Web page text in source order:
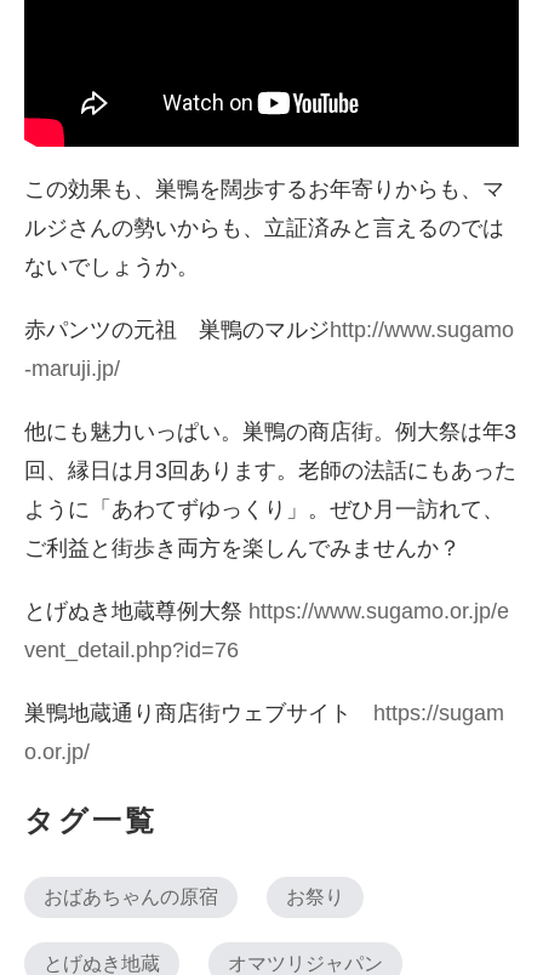
この効果も、巣鴨を闊歩するお年寄りからも、マ
ルジさんの勢いからも、立証済みと言えるのでは
ないでしょうか。
赤パンツの元祖 巣鴨のマルジhttp://www.sugamo
-maruji.jp/
他にも魅力いっぱい。巣鴨の商店街。例大祭は年3
回、縁日は月3回あります。老師の法話にもあった
ように「あわてずゆっくり」。ぜひ月一訪れて、
ご利益と街歩き両方を楽しんでみませんか？
とげぬき地蔵尊例大祭 https://www.sugamo.or.jp/e
vent_detail.php?id=76
巣鴨地蔵通り商店街ウェブサイト https://sugam
o.or.jp/
タグ一覧
おばあちゃんの原宿 お祭り
とげぬき地蔵 オマツリジャパン